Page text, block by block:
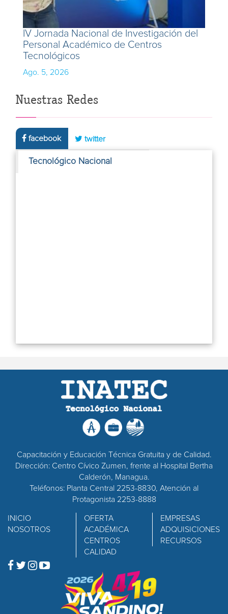
IV Jornada Nacional de Investigación del
Personal Académico de Centros
Tecnológicos
Ago. 5, 2026
Nuestras Redes
facebook twitter
Tecnológico Nacional
Capacitación y Educación Técnica Gratuita y de Calidad.
Dirección: Centro Cívico Zumen, frente al Hospital Bertha
Calderón, Managua.
Teléfonos: Planta Central 2253-8830, Atención al
Protagonista 2253-8888
INICIO
NOSOTROS
OFERTA
ACADÉMICA
CENTROS
CALIDAD
EMPRESAS
ADQUISICIONES
RECURSOS